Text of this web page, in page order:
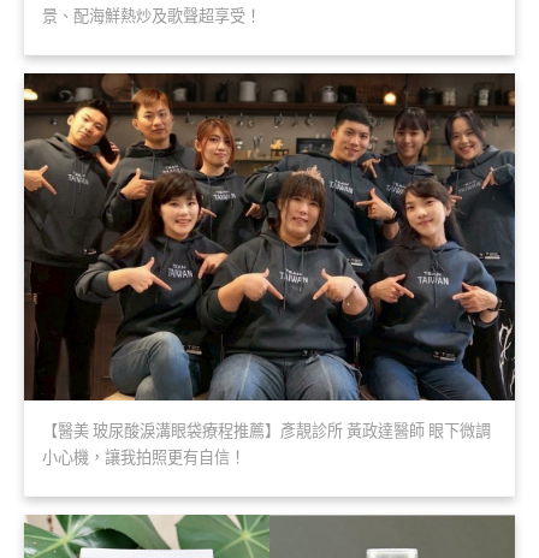
景、配海鮮熱炒及歌聲超享受！
【醫美 玻尿酸淚溝眼袋療程推薦】彥靚診所 黃政達醫師 眼下微調
小心機，讓我拍照更有自信！